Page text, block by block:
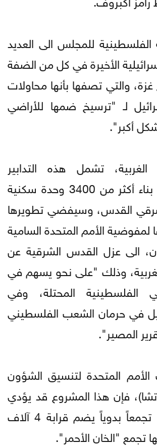
الفلسطينية للمجلس الى العديد
الأخيرة في كل من الضفة
غزة، والتي تصفها بأنها محاولات
لـ "ترسيخ ضمها للأراضي
أكبر".
تشمل هذه التدابير
الموافقة على بناء أكثر من 3400 وحدة سكنية
القدس، وسيفضي تطويرها
لمفوضية الأمم المتحدة السامية
الى عزل القدس الشرقية عن
وذلك "على نحو يسهم في
الفلسطينية المحتلة، وفي
في حرمان الشعب الفلسطيني
المصير".
المتحدة لتنسيق الشؤون
فإن هذا المشروع قد يؤدي
إلى تهجير 18 تجمعاً بدوياً يضم قرابة 4 آلاف
تجمع "الخان الأحمر".